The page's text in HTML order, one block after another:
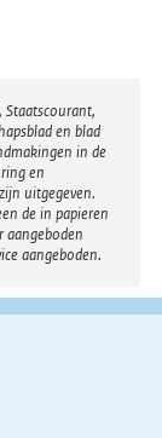
Staatscourant,
en blad
in de
en
uitgegeven.
de in papieren
aangeboden
aangeboden.